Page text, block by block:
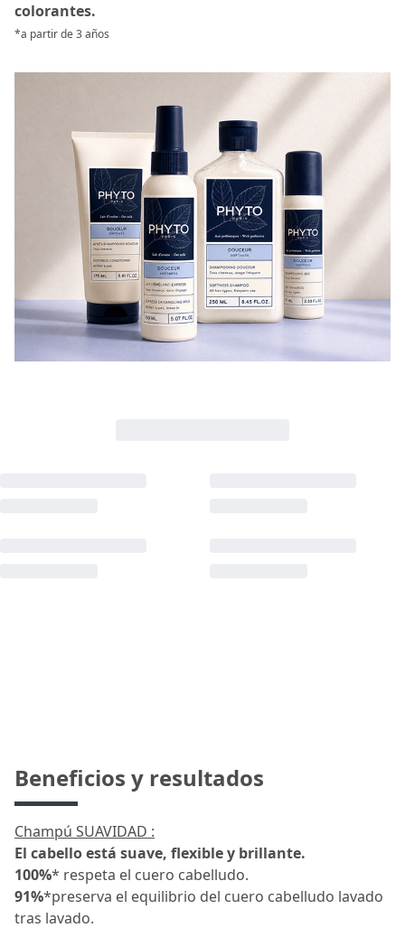
colorantes.
*a partir de 3 años
Beneficios y resultados
Champú SUAVIDAD :
El cabello está suave, flexible y brillante.
100%* respeta el cuero cabelludo.
91%*preserva el equilibrio del cuero cabelludo lavado
tras lavado.